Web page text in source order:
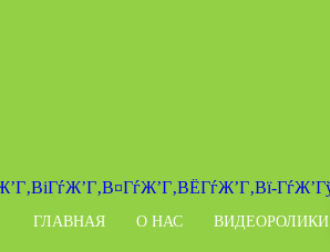
ГЛАВНАЯ О НАС ВИДЕОРОЛИКИ